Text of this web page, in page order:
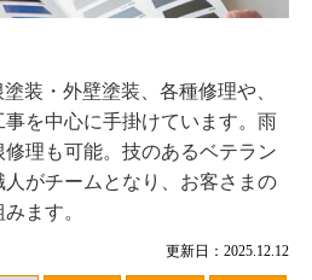
更新日：2025.12.12
装・外壁塗装、各種修理や、
を中心に手掛けています。雨
理も可能。技のあるベテラン
がチームとなり、お客さまの
ます。